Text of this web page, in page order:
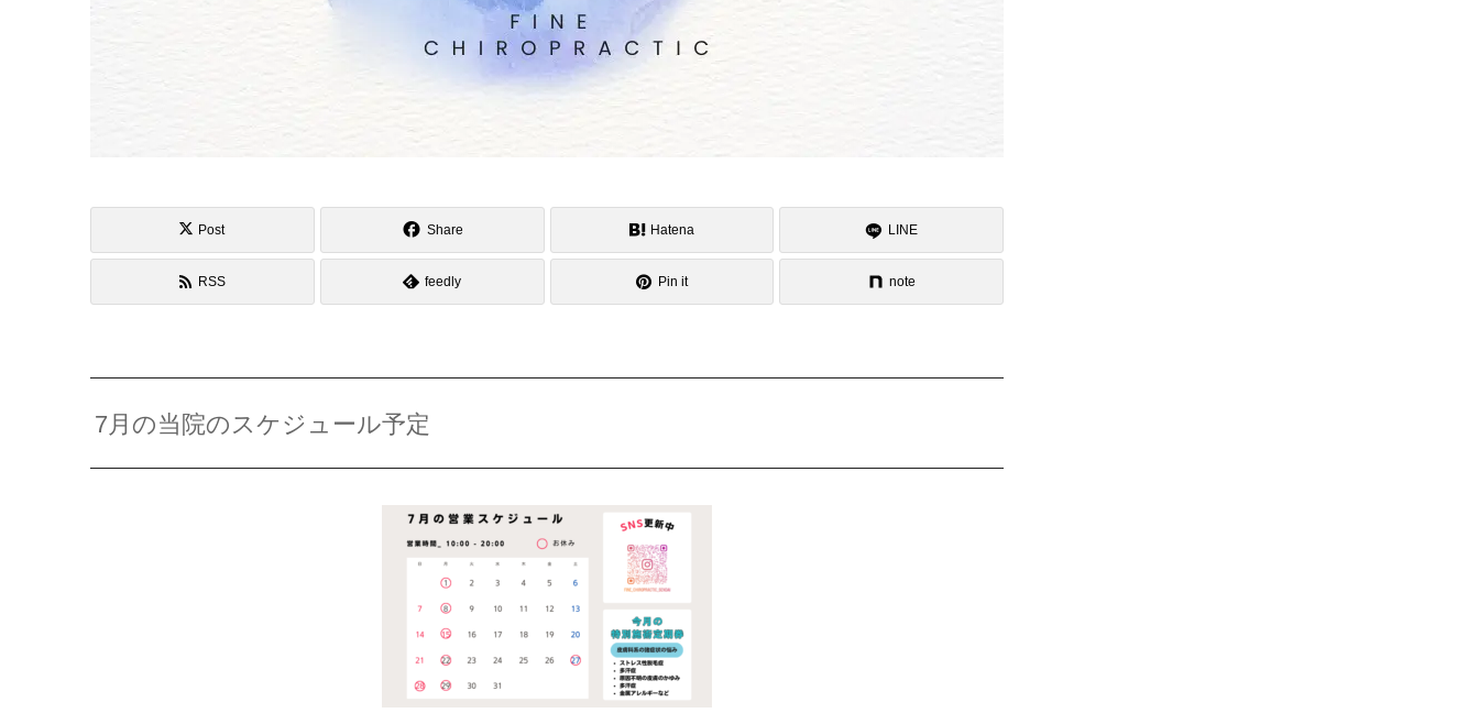
Post Share Hatena LINE
RSS feedly Pin it note
7月の当院のスケジュール予定